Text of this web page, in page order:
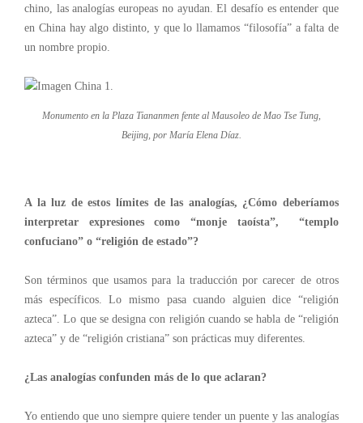
chino, las analogías europeas no ayudan. El desafío es entender que
en China hay algo distinto, y que lo llamamos “filosofía” a falta de
un nombre propio.
Monumento en la Plaza Tiananmen fente al Mausoleo de Mao Tse Tung,
Beijing, por María Elena Díaz.
A la luz de estos límites de las analogías, ¿Cómo deberíamos
interpretar expresiones como “monje taoísta”, “templo
confuciano” o “religión de estado”?
Son términos que usamos para la traducciónpor carecer de otros
más específicos. Lo mismo pasa cuando alguien dice “religión
azteca”. Lo que se designa con religión cuando se habla de “religión
azteca” y de “religión cristiana” son prácticas muy diferentes.
¿Las analogías confunden más de lo que aclaran?
Yo entiendo que uno siempre quiere tender un puente y las analogías